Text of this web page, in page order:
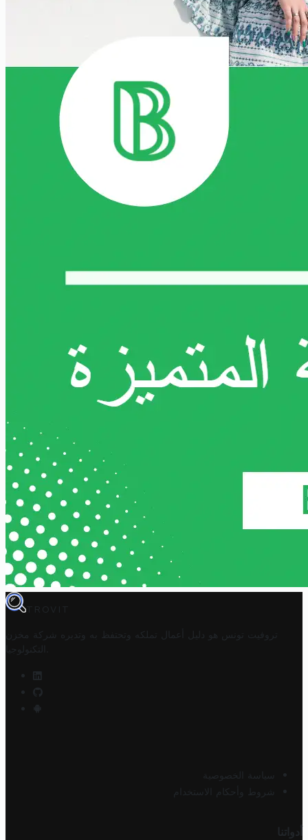
TROVIT
تروفيت تونس هو دليل أعمال تملكه وتحتفظ به وتديره
شركة مخزن
التكنولوجيا
سياسة الخصوصية
شروط وأحكام الاستخدام
أدواتنا